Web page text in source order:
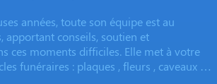
années, toute son équipe est au
apportant conseils, soutien et
ces moments difficiles. Elle met à votre
funéraires : plaques , fleurs , caveaux …